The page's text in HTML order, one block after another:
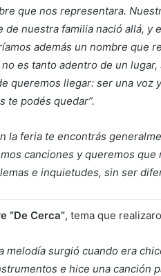
que nos representara.
de nuestra familia nació allá, y
además un nombre que
es tanto adentro de un
queremos llegar: ser una voz
te podés quedar”.
la feria te encontrás
canciones y queremos
e inquietudes, sin ser
“De Cerca”, tema que
melodía surgió cuando era
e hice una canción